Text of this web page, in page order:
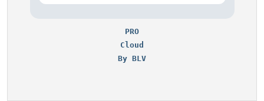
PRO
Cloud
By BLV